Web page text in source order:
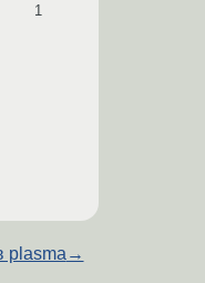
1
plasma →